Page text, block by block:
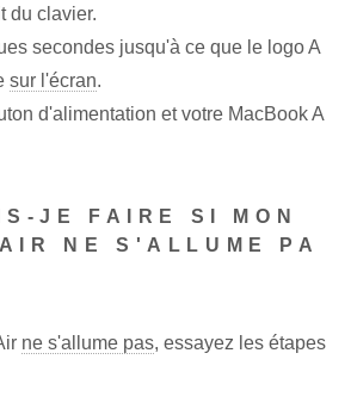
du clavier.
secondes jusqu'à ce que le logo A
sur l'écran.
d'alimentation et votre MacBook A
JE FAIRE SI MON
NE S'ALLUME PA
ne s'allume pas, essayez les étapes